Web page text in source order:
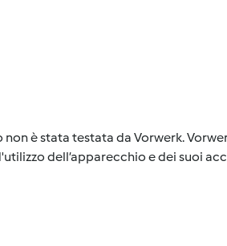
è stata testata da Vorwerk.
dell’apparecchio e dei suoi